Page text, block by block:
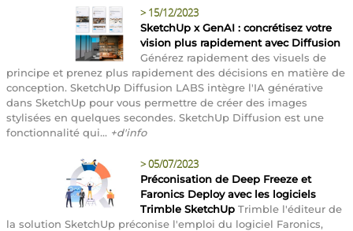
> 15/12/2023
SketchUp x GenAI : concrétisez votre
vision plus rapidement avec Diffusion
Générez rapidement des visuels de
principe et prenez plus rapidement des décisions en matière de
conception. SketchUp Diffusion LABS intègre l'IA générative
dans SketchUp pour vous permettre de créer des images
stylisées en quelques secondes. SketchUp Diffusion est une
fonctionnalité qui... +d'info
>05/07/2023
Préconisation de Deep Freeze et
Faronics Deploy avec les logiciels
Trimble SketchUp Trimble l'éditeur de
la solution SketchUp préconise l'emploi du logiciel Faronics,